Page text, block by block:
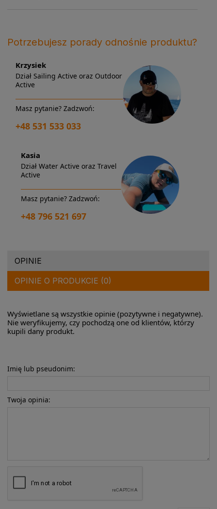
Potrzebujesz porady odnośnie produktu?
Krzysiek
Dział Sailing Active oraz Outdoor
Active
Masz pytanie? Zadzwoń:
+48 531 533 033
Kasia
Dział Water Active oraz Travel
Active
Masz pytanie? Zadzwoń:
+48 796 521 697
OPINIE
OPINIE O PRODUKCIE (0)
Wyświetlane są wszystkie opinie (pozytywne i negatywne).
Nie weryfikujemy, czy pochodzą one od klientów, którzy
kupili dany produkt.
Imię lub pseudonim:
Twoja opinia: